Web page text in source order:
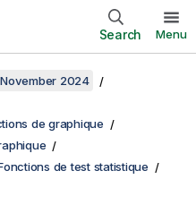
Search Menu
2024
de graphique
de test statistique